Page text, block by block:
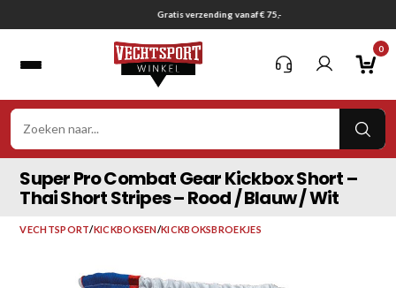
naar
Gratis verzending vanaf € 75,-
0
Super Pro Combat Gear Kickbox Short –
Thai Short Stripes – Rood / Blauw / Wit
VECHTSPORT/KICKBOKSEN/KICKBOKSBROEKJES